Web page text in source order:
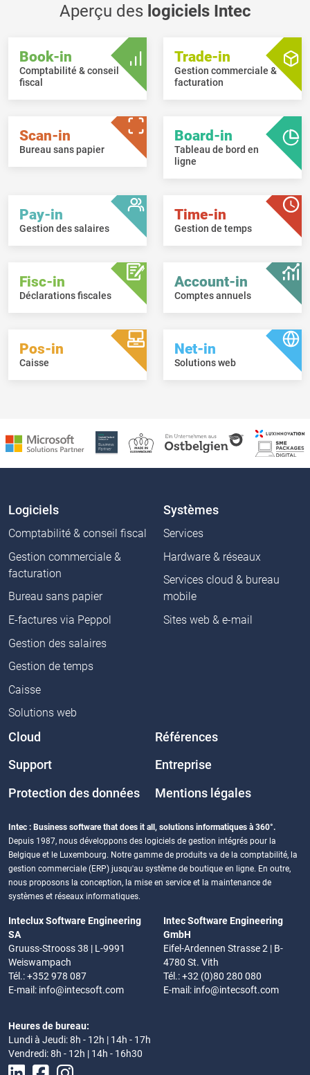
Aperçu des logiciels Intec
Book-in
Comptabilité & conseil
fiscal
Trade-in
Gestion commerciale &
facturation
Scan-in
Bureau sans papier
Board-in
Tableau de bord en
ligne
Pay-in
Gestion des salaires
Time-in
Gestion de temps
Fisc-in
Déclarations fiscales
Account-in
Comptes annuels
Pos-in
Caisse
Net-in
Solutions web
Logiciels
Comptabilité & conseil fiscal
Gestion commerciale &
facturation
Bureau sans papier
E-factures via Peppol
Gestion des salaires
Gestion de temps
Caisse
Solutions web
Systèmes
Services
Hardware & réseaux
Services cloud & bureau
mobile
Sites web & e-mail
Cloud Références
Support Entreprise
Protection des données Mentions légales
Intec : Business software that does it all, solutions informatiques à 360°.
Depuis 1987, nous développons des logiciels de gestion intégrés pour la
Belgique et le Luxembourg. Notre gamme de produits va de la comptabilité, la
gestion commerciale (ERP) jusqu'au système de boutique en ligne. En outre,
nous proposons la conception, la mise en service et la maintenance de
systèmes et réseaux informatiques.
Inteclux Software Engineering
SA
Gruuss-Strooss 38 | L-9991
Weiswampach
Tél.: +352 978 087
E-mail: info@intecsoft.com
Intec Software Engineering
GmbH
Eifel-Ardennen Strasse 2 | B-
4780 St. Vith
Tél.: +32 (0)80 280 080
E-mail: info@intecsoft.com
Heures de bureau:
Lundi à Jeudi: 8h - 12h | 14h - 17h
Vendredi: 8h - 12h | 14h - 16h30